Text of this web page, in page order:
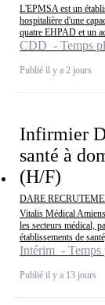
L'EPMSA est un
hospitalière d'une
quatre EHPAD et un
CDD - Temps
Publié il y a 2 jours
Infirmier
santé à
(H/F)
DARE
Vitalis Médical Amiens
les secteurs médical,
établissements de
Intérim - Temps
Publié il y a 13 jours